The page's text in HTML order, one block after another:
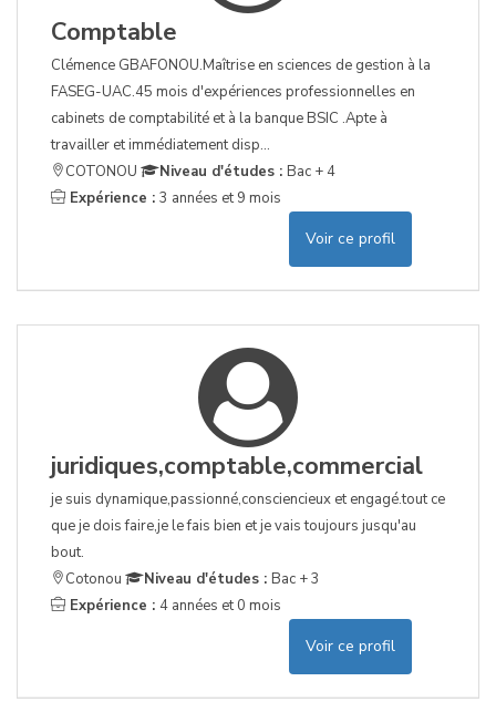
Comptable
Clémence GBAFONOU.Maîtrise en sciences de gestion à la
FASEG-UAC.45 mois d'expériences professionnelles en
cabinets de comptabilité et à la banque BSIC .Apte à
travailler et immédiatement disp...
COTONOU
Niveau d'études : Bac + 4
Expérience : 3 années et 9 mois
Voir ce profil
juridiques,comptable,commercial
je suis dynamique,passionné,consciencieux et engagé.tout ce
que je dois faire,je le fais bien et je vais toujours jusqu'au
bout.
Cotonou
Niveau d'études : Bac + 3
Expérience : 4 années et 0 mois
Voir ce profil